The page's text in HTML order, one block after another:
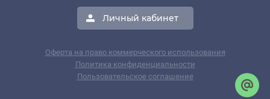
Личный кабинет
Оферта на право коммерческого использования
Политика конфиденциальности
Пользовательское соглашение